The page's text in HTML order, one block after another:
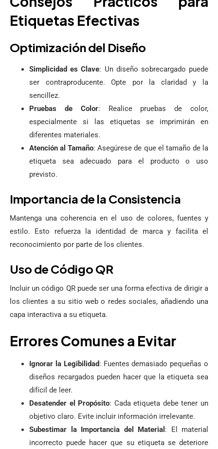
Etiquetas Efectivas
Optimización del Diseño
Simplicidad es Clave: Un diseño sobrecargado puede
ser contraproducente. Opte por la claridad y la
sencillez.
Pruebas de Color: Realice pruebas de color,
especialmente si las etiquetas se imprimirán en
diferentes materiales.
Atención al Tamaño: Asegúrese de que el tamaño de la
etiqueta sea adecuado para el producto o uso
previsto.
Importancia de la Consistencia
Mantenga una coherencia en el uso de colores, fuentes y
estilo. Esto refuerza la identidad de marca y facilita el
reconocimiento por parte de los clientes.
Uso de Código QR
Incluir un código QR puede ser una forma efectiva de dirigir a
los clientes a su sitio web o redes sociales, añadiendo una
capa interactiva a su etiqueta.
Errores Comunes a Evitar
Ignorar la Legibilidad: Fuentes demasiado pequeñas o
diseños recargados pueden hacer que la etiqueta sea
difícil de leer.
Desatender el Propósito: Cada etiqueta debe tener un
objetivo claro. Evite incluir información irrelevante.
Subestimar la Importancia del Material : El material
incorrecto puede hacer que su etiqueta se deteriore